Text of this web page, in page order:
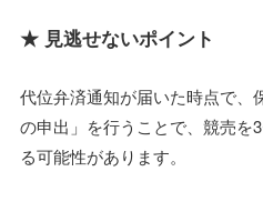
★ 見逃せないポイント
代位弁済通知が届いた時点で、
の申出」を行うことで、競売を
る可能性があります。